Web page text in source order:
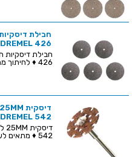
DREMEL 426
426 ♦ לחיתוך מתכת , עץ ופלסטיק♦ כ...
DREMEL 542
542 ♦ מתאים לעץ קשה ועץ רך ...